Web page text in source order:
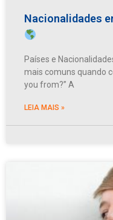
Nacionalidades
Países e
mais comuns quando
you from?” A
LEIA MAIS »